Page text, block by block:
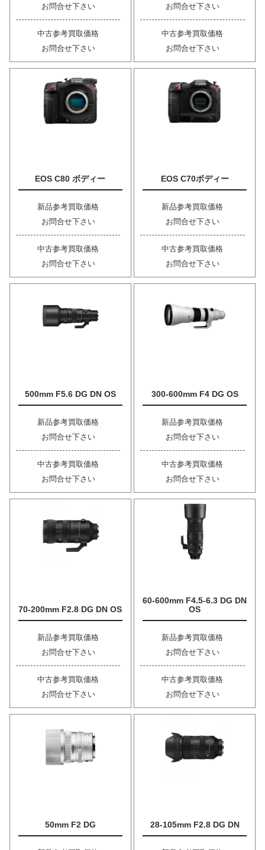
お問合せ下さい
中古参考買取価格
お問合せ下さい
お問合せ下さい
中古参考買取価格
お問合せ下さい
EOS C80 ボディー
新品参考買取価格
お問合せ下さい
中古参考買取価格
お問合せ下さい
EOS C70ボディー
新品参考買取価格
お問合せ下さい
中古参考買取価格
お問合せ下さい
500mm F5.6 DG DN OS
新品参考買取価格
お問合せ下さい
中古参考買取価格
お問合せ下さい
300-600mm F4 DG OS
新品参考買取価格
お問合せ下さい
中古参考買取価格
お問合せ下さい
70-200mm F2.8 DG DN OS
新品参考買取価格
お問合せ下さい
中古参考買取価格
お問合せ下さい
60-600mm F4.5-6.3 DG DN
OS
新品参考買取価格
お問合せ下さい
中古参考買取価格
お問合せ下さい
50mm F2 DG 28-105mm F2.8 DG DN